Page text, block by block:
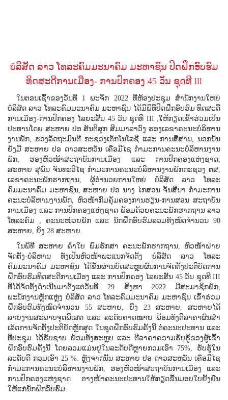
ບໍລິສັດ ລາວ ໂທລະຄົມມະນາຄົມ ມະຫາຊົນ ປິດຝຶກອົບຮົມ
ທິດສະດີການເມືອງ- ການປົກຄອງ 45 ວັນ ຊຸດທີ lll
ໃນຕອນເຊົ້າຂອງວັນທີ 1 ພະຈິກ 2022 ທີ່ຫ້ອງປະຊຸມ ສໍານັກງານ​ໃຫຍ່
ບໍລິສັດ ລາວ ໂທລະຄົມມະນາຄົມ ມະຫາຊົນ ໄດ້ມີພິທີປິດ​ຝຶກອົບຮົມ ທິດສະດີ
ການເມືອງ-ການປົກຄອງ ໄລຍະສັ້ນ 45 ວັນ ຊຸດທີ III ,ໃຫ້ກຽດເຂົ້າຮ່ວມເປັນ
ປະທານໂດຍ ສະຫາຍ ປອ ສັນຕິສຸກ ສິມມາລາວົງ ຮອງເລຂາຄະນະບໍລິຫານ
ງານພັກ, ຮອງລັດຖະມົນຕີ ກະຊວງເຕັກໂນໂລຊີ ແລະ ການສື່ສານ, ນອກນັ້ນ
ຍັງມີ ສະຫາຍ ປອ ດາວສະຫວັນ ເຄືອມີໄຊ ກໍາມະການຄະນະບໍລິຫານງານ
ພັກ, ຮອງຫົວໜ້າສະຖາບັນການເມືອງ ແລະ ການປົກຄອງແຫ່ງຊາດ,
ສະຫາຍ ສຸພົນ ຈັນທະວີໄຊ ກໍາມະການຄະນະບໍລິຫານງານພັກກະຊວງ ຕສ,
ເລຂາຄະນະພັກຮາກຖານ, ຜູ້ອໍານວຍການໃຫຍ່ ບໍລິສັດ ລາວ ໂທລະ
ຄົມມະນາຄົມ ມະຫາຊົນ, ສະຫາຍ ປອ ນາງ ໄກສອນ ຈັນສີນາ ກໍາມະການ
ຄະນະບໍລິຫານງານພັກ, ຫົວໜ້າກົມຄຸ້ມຄອງການຮຽນ-ການສອນ ສະຖາບັນ
ການເມືອງ ແລະ ການປົກຄອງແຫ່ງຊາດ ພ້ອມດ້ວຍຄະນະພັກຮາກຖານ ລາວ
ໂທລະຄົມ , ຄະນະໜ່ວຍພັກ ແລະ ນັກຝຶກອົບຮົມລວມທັງໝົດຈຳນວນ 90
ສະຫາຍ, ຍິງ 28 ສະຫາຍ.
ໃນພິທີ ສະຫາຍ ຄໍາໃບ ພົມຮັກສາ ຄະນະພັກຮາກຖານ, ຫົວໜ້າຝ່າຍ
ຈັດຕັ້ງ-ບໍລິຫານ ທັງເປັນຫົວໜ້າພະແນກຈັດຕັ້ງ ບໍລິສັດ ລາວ ໂທລະ
ຄົມມະນາຄົມ ມະຫາຊົນ ໄດ້ຂື້ນຜ່ານບົດສະຫຼຸບຜົນການຈັດຕັ້ງປະຕິບັດການ
ຝຶກອົບຮົມທິດສະດີການເມືອງ ແລະ ການປົກຄອງ ໄລຍະສັ້ນ 45 ວັນ ຊຸດທີ III
ທີ່ໄດ້ຈັດຕັ້ງດໍາເນີນມາຕັ້ງແຕ່ວັນທີ 29 ສິງຫາ 2022 ມີສະມາຊິກພັກ,
ພະນັກງານຫຼັກແຫຼ່ງ ບໍລິສັດ ລາວ ໂທລະຄົມມະນາຄົມ ມະຫາຊົນ ເຂົ້າຮ່ວມ
ຝຶກອົບຮົມທັງໝົດຈໍານວນ 55 ສະຫາຍ, ຍິງ 23 ສະຫາຍ. ສະຫາຍໄດ້
ລາຍງານສະພາບຈຸດພິເສດ ແລະ ລະດັບຄາດໝາຍ ພ້ອມທັງຕີລາຄາຜົນສໍາ
ເລັດການຈັດຕັ້ງປະຕິບັດຫຼັກສູດ ໃນຊຸດຝຶກອົບຮົມຄັ້ງນີ້ ຕໍ່ຄະນະປະທານ ແລະ
ທີ່ປະຊຸມ ໄດ້ຮັບຊາບ ພ້ອມທັງສະຫຼຸບ ແລະ ຕີລາຄາຄວາມຮັບຮູ້ຂອງຜູ້ເຂົ້າ
ຝຶກອົບຮົມຄັ້ງນີ້ ໂດຍລວມແມ່ນຢູ່ໃນລະດັບດີຫຼາຍກວມເອົາ 75%, ຮັບຮູ້ໃນ
ລະດັບດີ ກວມເອົາ 25 %. ຫຼັງຈາກນັ້ນ ສະຫາຍ ປອ ດາວສະຫວັນ ເຄືອມີໄຊ
ກໍາມະການຄະນະບໍລິຫານງານພັກ, ຮອງຫົວໜ້າສະຖາບັນການເມືອງ ແລະ
ການປົກຄອງແຫ່ງຊາດ ຕາງໜ້າຄະນະປະທານໃຫ້ກຽດຂື້ນມອບໃບຢັ້ງຢືນ
ໃຫ້ແກ່ນັກຝຶກອົບຮົມ.